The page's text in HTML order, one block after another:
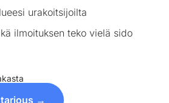
urakoitsijoilta
ilmoituksen teko vielä sido
tarjous →